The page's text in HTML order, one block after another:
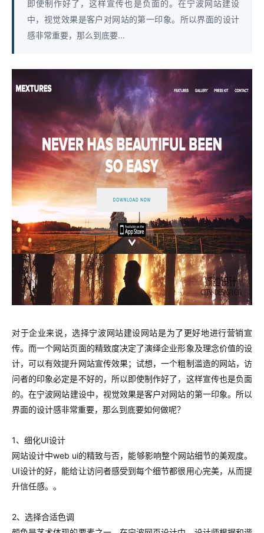
即使制作好了，这样宣传也是负面的。在宁波网站建设
中，视觉效果是客户对网站的第一印象。所以界面的设计
感非常重要，那么到底要...
对于企业来说，选择宁波网站建设网站是为了更好地进行营销宣
传。而一个网站页面的精致度决定了演绎企业形象及理念价值的设
计，可以有效提升网站宣传效果；试想，一个粗制滥造的网站，访
问者的印象必定是不好的，所以即使制作好了，这样宣传也是负面
的。在宁波网站建设中，视觉效果是客户对网站的第一印象。所以
界面的设计感非常重要，那么到底要如何做呢？
1、细化UI设计
网站设计中web ui的精致与否，能够影响整个网站细节的美观度。
UI设计的好，能给让访问者感受到每个细节都很用心完美，从而提
升信任感。。
2、选择合适色调